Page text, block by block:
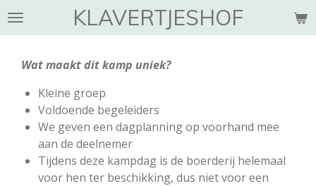
Ga
KLAVERTJESHOF
Wat maakt dit kamp uniek?
Kleine groep
Voldoende begeleiders
We geven een dagplanning op voorhand mee
aan de deelnemer
Tijdens deze kampdag is de boerderij helemaal
voor hen ter beschikking, dus niet voor een